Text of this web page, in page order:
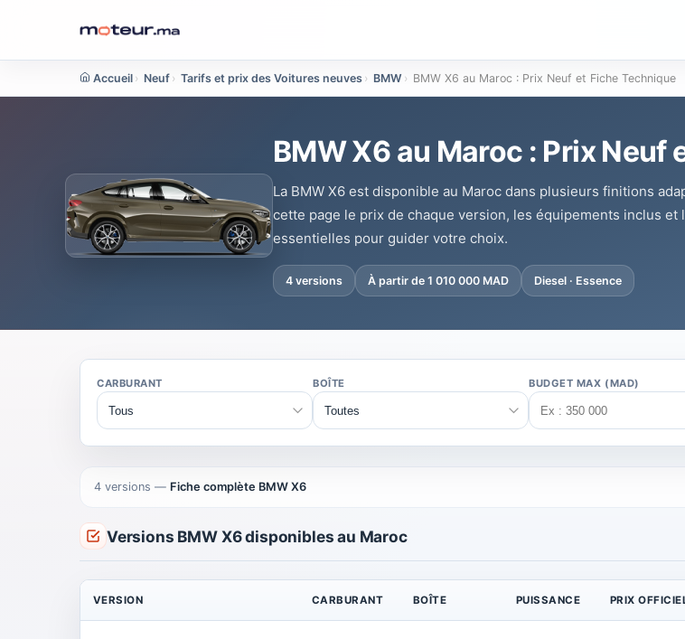
Accueil › Neuf › Tarifs et prix des Voitures neuves › BMW › BMW X6 au Maroc : Prix Neuf et Fiche Technique
BMW X6 au Maroc : Prix Neuf
La BMW X6 est disponible au Maroc dans plusieurs finitions
cette page le prix de chaque version, les équipements inclus
essentielles pour guider votre choix.
4 versions À partir de 1 010 000 MAD Diesel · Essence
CARBURANT BOÎTE BUDGET MAX (MAD)
4 versions — Fiche complète BMW X6
Versions BMW X6 disponibles au Maroc
VERSION CARBURANT BOÎTE PUISSANCE PRIX